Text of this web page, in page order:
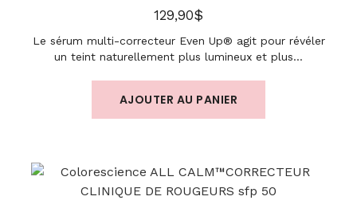
129,90$
Le sérum multi-correcteur Even Up® agit pour révéler
un teint naturellement plus lumineux et plus…
AJOUTER AU PANIER